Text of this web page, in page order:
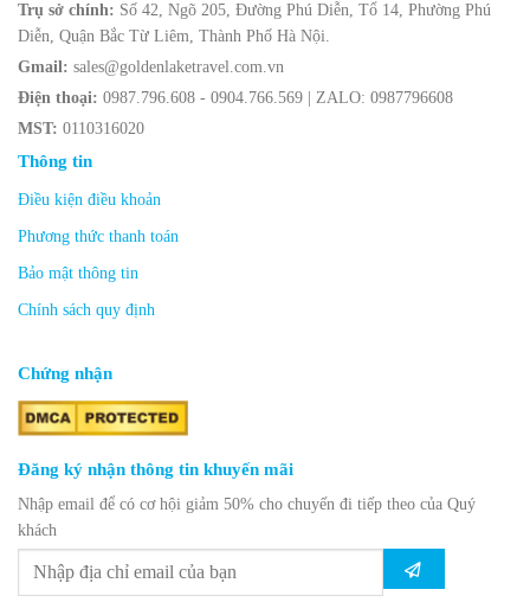
Trụ sở chính: Số 42, Ngõ 205, Đường Phú Diễn, Tổ 14, Phường Phú
Diễn, Quận Bắc Từ Liêm, Thành Phố Hà Nội.
Gmail: sales@goldenlaketravel.com.vn
Điện thoại: 0987.796.608 - 0904.766.569 | ZALO: 0987796608
MST: 0110316020
Thông tin
Điều kiện điều khoản
Phương thức thanh toán
Bảo mật thông tin
Chính sách quy định
Chứng nhận
Đăng ký nhận thông tin khuyến mãi
Nhập email để có cơ hội giảm 50% cho chuyến đi tiếp theo của Quý
khách